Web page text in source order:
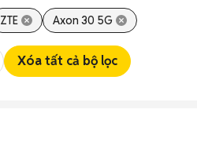
ZTE Axon 30 5G
Xóa tất cả bộ lọc